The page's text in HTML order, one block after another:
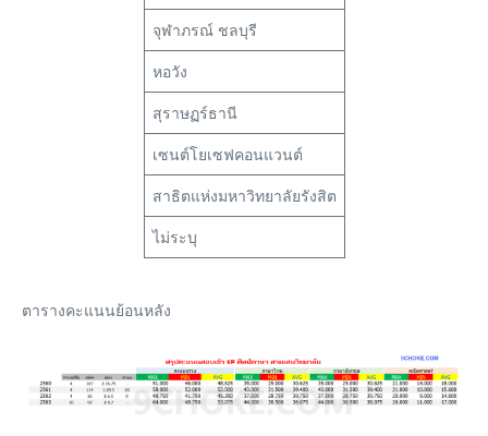
จุฬาภรณ์ ชลบุรี
หอวัง
สุราษฏร์ธานี
เซนต์โยเซฟคอนแวนต์
สาธิตแห่งมหาวิทยาลัยรังสิต
ไม่ระบุ
ตารางคะแนนย้อนหลัง